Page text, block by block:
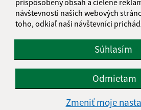
návštevnosti našich webových
toho, odkiaľ naši návštevníci
Súhlasím
Odmietam
Zmeniť moje
+421 45 55 832
IČO: 00320323